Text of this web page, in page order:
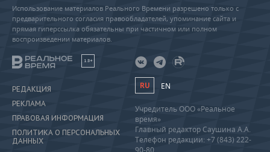
Использование материалов Реального Времени разрешено только с
предварительного согласия правообладателей, упоминание сайта и
прямая гиперссылка обязательны при частичном или полном
воспроизведении материалов.
18+
РЕДАКЦИЯ
РЕКЛАМА
ПРАВОВАЯ ИНФОРМАЦИЯ
ПОЛИТИКА О ПЕРСОНАЛЬНЫХ
ДАННЫХ
RU EN
Учредитель ООО «Реальное
время»
Главный редактор Саушина А.А.
Телефон редакции: +7 (843) 222-
90-80